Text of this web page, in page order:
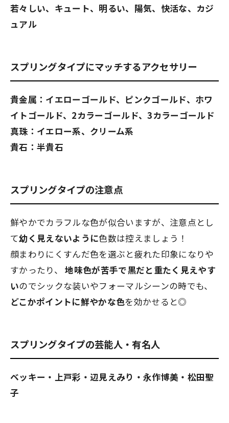
若々しい、キュート、明るい、陽気、快活な、カジ
ュアル
スプリングタイプにマッチするアクセサリー
貴金属：イエローゴールド、ピンクゴールド、ホワ
イトゴールド、2カラーゴールド、3カラーゴールド
真珠：イエロー系、クリーム系
貴石：半貴石
スプリングタイプの注意点
鮮やかでカラフルな色が似合いますが、注意点とし
て幼く見えないように色数は控えましょう！
顔まわりにくすんだ色を選ぶと疲れた印象になりや
すかったり、地味色が苦手で黒だと重たく見えやす
いのでシックな装いやフォーマルシーンの時でも、
どこかポイントに鮮やかな色を効かせると◎
スプリングタイプの芸能人・有名人
ベッキー・上戸彩・辺見えみり・永作博美・松田聖
子